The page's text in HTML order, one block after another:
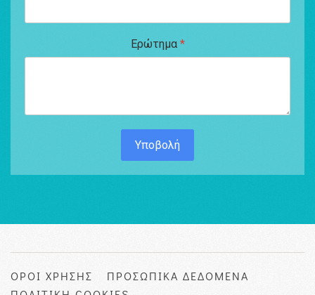
Ερώτημα *
Υποβολή
ΟΡΟΙ ΧΡΗΣΗΣ
ΠΡΟΣΩΠΙΚΑ ΔΕΔΟΜΕΝΑ